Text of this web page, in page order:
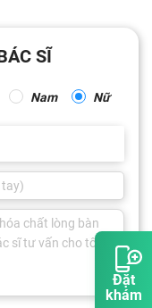
Đặt
khám
SĨ
Nam Nữ